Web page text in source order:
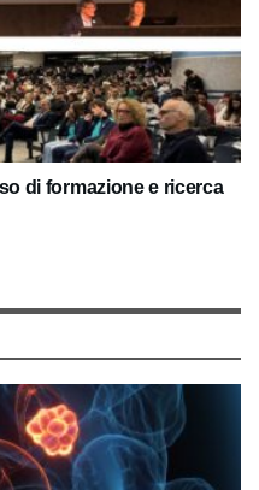
di formazione e ricerca